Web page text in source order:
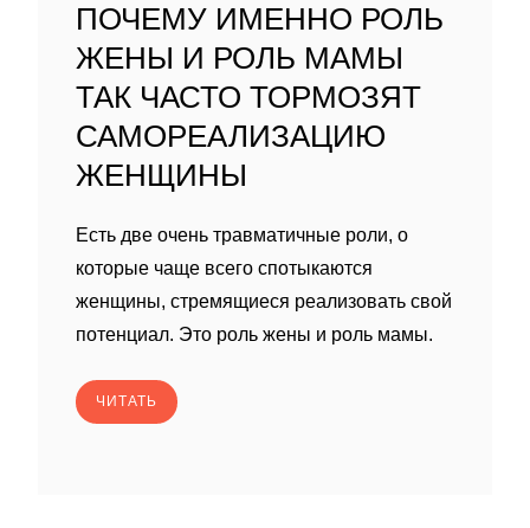
ПОЧЕМУ ИМЕННО РОЛЬ
ЖЕНЫ И РОЛЬ МАМЫ
ТАК ЧАСТО ТОРМОЗЯТ
САМОРЕАЛИЗАЦИЮ
ЖЕНЩИНЫ
Есть две очень травматичные роли, о
которые чаще всего спотыкаются
женщины, стремящиеся реализовать свой
потенциал. Это роль жены и роль мамы.
ЧИТАТЬ